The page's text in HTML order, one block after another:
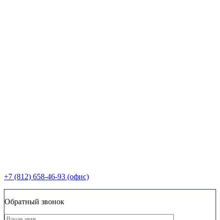
+7 (812) 658-46-93 (офис)
Обратный звонок